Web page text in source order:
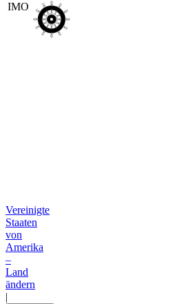
IMO
Vereinigte
Staaten
von
Amerika
–
Land
ändern
|